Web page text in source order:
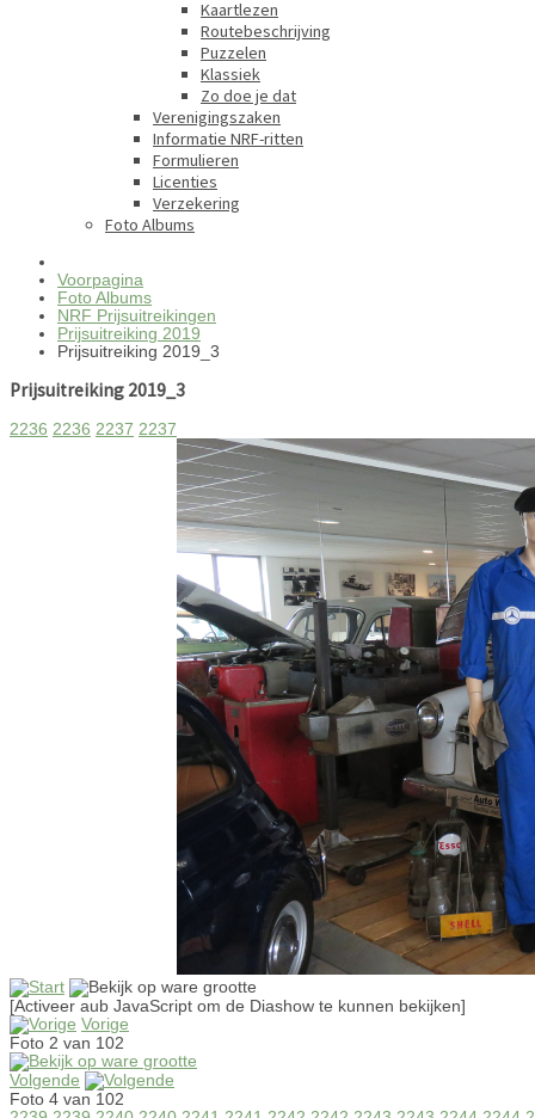
Kaartlezen
Routebeschrijving
Puzzelen
Klassiek
Zo doe je dat
Verenigingszaken
Informatie NRF-ritten
Formulieren
Licenties
Verzekering
Foto Albums
Voorpagina
Foto Albums
NRF Prijsuitreikingen
Prijsuitreiking 2019
Prijsuitreiking 2019_3
Prijsuitreiking 2019_3
2236 2236 2237 2237
[Activeer aub JavaScript om de Diashow te kunnen bekijken]
Vorige
Foto 2 van 102
Volgende
Foto 4 van 102